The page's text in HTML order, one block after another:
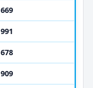
669
991
678
909